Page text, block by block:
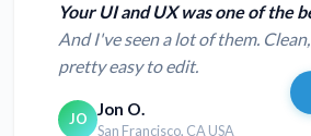
Your UI and UX was one of the
And I've seen a lot of them.
pretty easy to edit.
JO Jon O.
San Francisco, CA USA